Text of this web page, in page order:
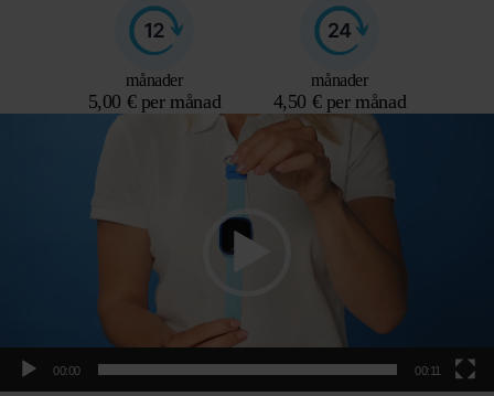
månader
5,00 € per månad
månader
4,50 € per månad
00:00 00:11